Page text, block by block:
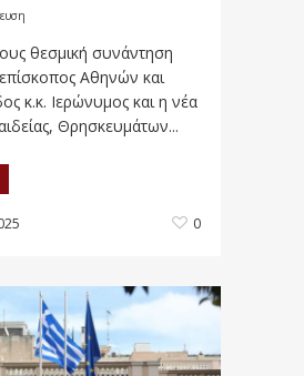
θεσμική συνάντηση
Αθηνών και
κ.κ. Ιερώνυμος και η νέα
Θρησκευμάτων...
0